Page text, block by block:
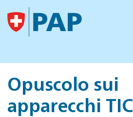
Skip to main content
Opuscolo sui
apparecchi TIC